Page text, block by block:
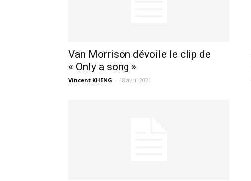
Van Morrison dévoile le clip de
« Only a song »
Vincent KHENG - 18 avril 2021